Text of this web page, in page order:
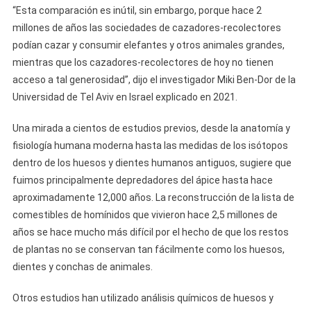
“Esta comparación es inútil, sin embargo, porque hace 2
millones de años las sociedades de cazadores-recolectores
podían cazar y consumir elefantes y otros animales grandes,
mientras que los cazadores-recolectores de hoy no tienen
acceso a tal generosidad”, dijo el investigador Miki Ben-Dor de la
Universidad de Tel Aviv en Israel explicado en 2021.
Una mirada a cientos de estudios previos, desde la anatomía y
fisiología humana moderna hasta las medidas de los isótopos
dentro de los huesos y dientes humanos antiguos, sugiere que
fuimos principalmente depredadores del ápice hasta hace
aproximadamente 12,000 años. La reconstrucción de la lista de
comestibles de homínidos que vivieron hace 2,5 millones de
años se hace mucho más difícil por el hecho de que los restos
de plantas no se conservan tan fácilmente como los huesos,
dientes y conchas de animales.
Otros estudios han utilizado análisis químicos de huesos y